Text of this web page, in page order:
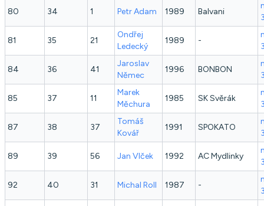
80 34 1 PetrAdam 1989 Balvani
81 35 21
Ondřej
Ledecký
1989 -
84 36 41
Jaroslav
Němec
1996 BONBON
85 37 11
Marek
Měchura
1985 SK Svěrák
87 38 37
Tomáš
Kovář
1991 SPOKATO
89 39 56 Jan Vlček 1992 AC Mydlinky
92 40 31 Michal Roll 1987 -